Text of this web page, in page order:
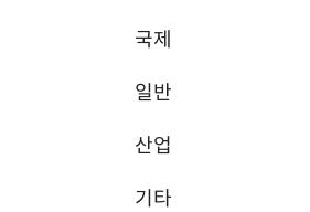
국제
일반
산업
기타